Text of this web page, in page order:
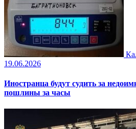
19.06.2026
Иностранца будут судить за
пошлины за часы